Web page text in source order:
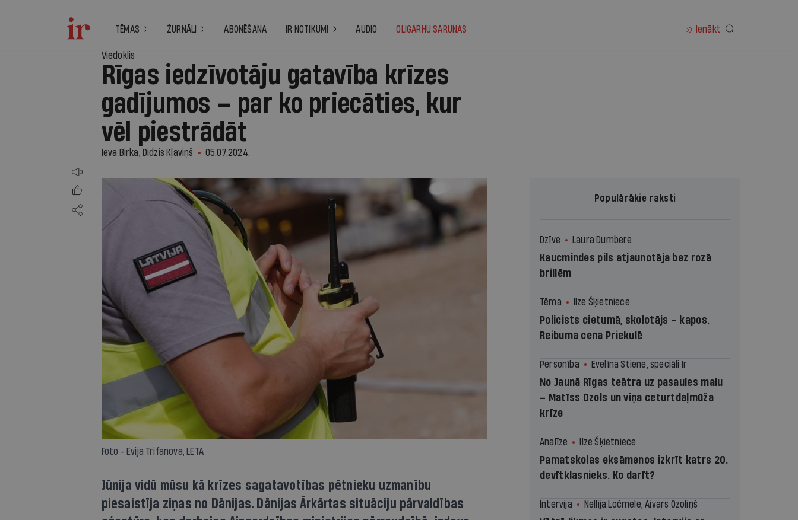
TĒMAS ŽURNĀLI ABONĒŠANA IR NOTIKUMI AUDIO OLIGARHU SARUNAS Ienākt
Viedoklis
Rīgas iedzīvotāju gatavība krīzes
gadījumos – par ko priecāties, kur
vēl piestrādāt
Ieva Birka, Didzis Kļaviņš 05.07.2024.
Foto - Evija Trifanova, LETA
Jūnija vidū mūsu kā krīzes sagatavotības pētnieku uzmanību
piesaistīja ziņas no Dānijas. Dānijas Ārkārtas situāciju pārvaldības
Populārākie raksti
Dzīve Laura Dumbere
Kaucmindes pils atjaunotāja bez rozā
brillēm
Tēma Ilze Šķietniece
Policists cietumā, skolotājs – kapos.
Reibuma cena Priekulē
Personība Evelīna Stiene, speciāli Ir
No Jaunā Rīgas teātra uz pasaules malu
– Matīss Ozols un viņa ceturtdaļmūža
krīze
Analīze Ilze Šķietniece
Pamatskolas eksāmenos izkrīt katrs 20.
devītklasnieks. Ko darīt?
Intervija Nellija Ločmele, Aivars Ozoliņš